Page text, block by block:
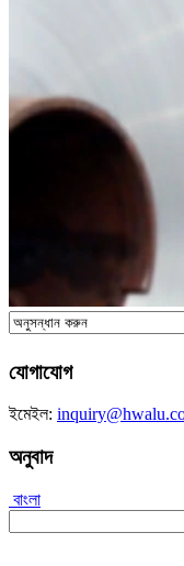
যোগাযোগ
ইমেইল:
অনুবাদ
বাংলা